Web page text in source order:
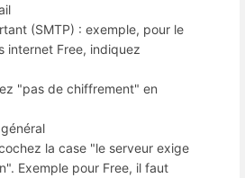
(SMTP) : exemple, pour le
internet Free, indiquez
"pas de chiffrement" en
la case "le serveur exige
Exemple pour Free, il faut